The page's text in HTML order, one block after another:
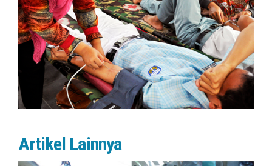
Artikel Lainnya